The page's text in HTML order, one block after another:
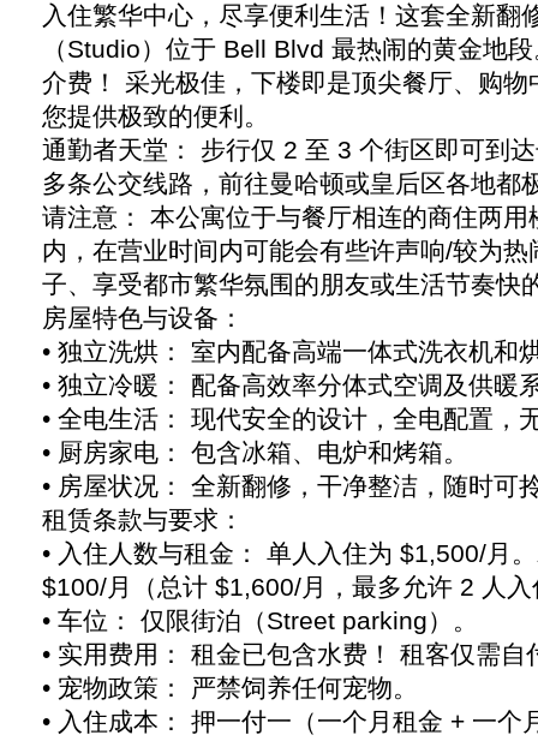
入住繁华中心，尽享便利生活！这套全新翻
（Studio）位于 Bell Blvd 最热闹的黄金地
介费！ 采光极佳，下楼即是顶尖餐厅、购
您提供极致的便利。
通勤者天堂： 步行仅 2 至 3 个街区即可到
多条公交线路，前往曼哈顿或皇后区各地都
请注意： 本公寓位于与餐厅相连的商住两
内，在营业时间内可能会有些许声响/较为
子、享受都市繁华氛围的朋友或生活节奏快
房屋特色与设备：
• 独立洗烘： 室内配备高端一体式洗衣机和
• 独立冷暖： 配备高效率分体式空调及供暖
• 全电生活： 现代安全的设计，全电配置，
• 厨房家电： 包含冰箱、电炉和烤箱。
• 房屋状况： 全新翻修，干净整洁，随时可
租赁条款与要求：
• 入住人数与租金： 单人入住为 $1,500/月
$100/月（总计 $1,600/月，最多允许 2 人入
• 车位： 仅限街泊（Street parking）。
• 实用费用： 租金已包含水费！ 租客仅需自
• 宠物政策： 严禁饲养任何宠物。
• 入住成本： 押一付一（一个月租金 + 一个